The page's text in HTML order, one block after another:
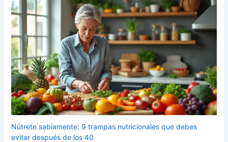
Nútrete sabiamente: 9 trampas nutricionales que debes
evitar después de los 40